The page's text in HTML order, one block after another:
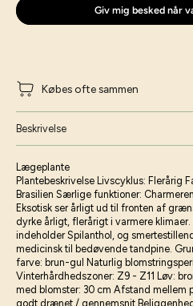
Giv mig besked når
Købes ofte sammen
Beskrivelse
Lægeplante
Plantebeskrivelse Livscyklus: Flerårig
Brasilien Særlige funktioner:
Eksotisk ser årligt ud til fronten af
dyrke årligt, flerårigt i varmere klimaer.
indeholder Spilanthol, og
medicinsk til bedøvende tandpine.
farve: brun-gul Naturlig
Vinterhårdhedszoner: Z9 - Z11 Løv:
med blomster: 30 cm Afstand mellem
godt drænet / gennemsnit